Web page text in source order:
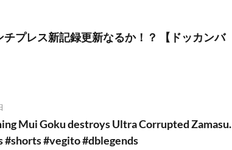
チプレス新記録更新なるか！？ 【ドッカンバ
Mui Goku destroys Ultra Corrupted Zamasu.
#shorts #vegito #dblegends